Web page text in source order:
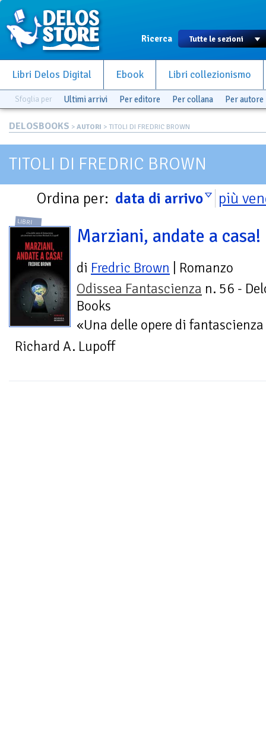
Ricerca
Libri Delos Digital Ebook Libri collezionismo
Sfoglia per Ultimi arrivi Per editore Per collana Per autore
DELOSBOOKS > AUTORI > TITOLI DI FREDRIC BROWN
TITOLI DI FREDRIC BROWN
Ordina per: data di arrivo più
LIBRI
Marziani, andate a casa!
di Fredric Brown | Romanzo
Odissea Fantascienza n. 56 -
Books
«Una delle opere di
Richard A. Lupoff